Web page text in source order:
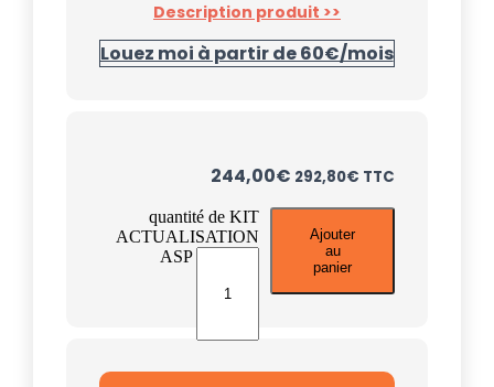
Description produit >>
Louez moi à partir de 60€/mois
244,00€ 292,80€ TTC
quantité de KIT
ACTUALISATION
ASP
Ajouter
au
panier